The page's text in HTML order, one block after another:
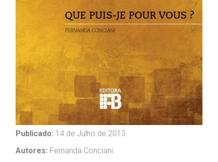
Publicado: 14 de Julho de 2013
Autores: Fernanda Conciani.